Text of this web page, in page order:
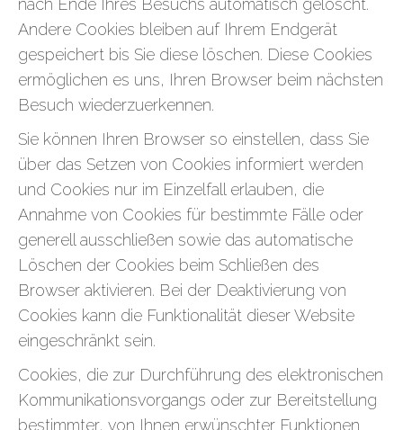
nach Ende Ihres Besuchs automatisch gelöscht.
Andere Cookies bleiben auf Ihrem Endgerät
gespeichert bis Sie diese löschen. Diese Cookies
ermöglichen es uns, Ihren Browser beim nächsten
Besuch wiederzuerkennen.
Sie können Ihren Browser so einstellen, dass Sie
über das Setzen von Cookies informiert werden
und Cookies nur im Einzelfall erlauben, die
Annahme von Cookies für bestimmte Fälle oder
generell ausschließen sowie das automatische
Löschen der Cookies beim Schließen des
Browser aktivieren. Bei der Deaktivierung von
Cookies kann die Funktionalität dieser Website
eingeschränkt sein.
Cookies, die zur Durchführung des elektronischen
Kommunikationsvorgangs oder zur Bereitstellung
bestimmter, von Ihnen erwünschter Funktionen